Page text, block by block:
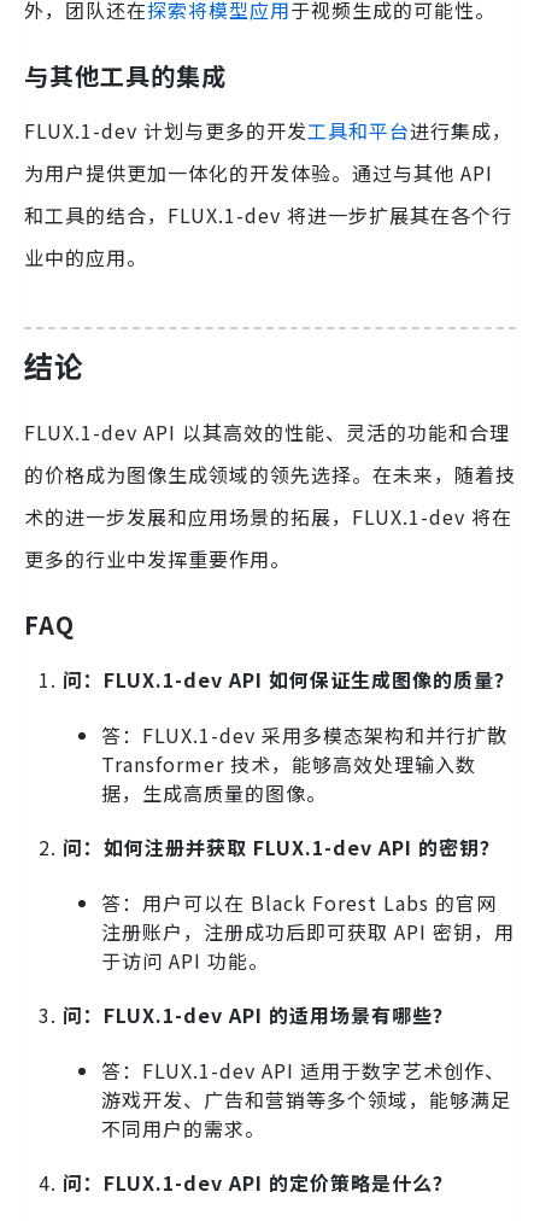
外，团队还在探索将模型应用于视频生成的可能性。
与其他工具的集成
FLUX.1-dev 计划与更多的开发工具和平台进行集成，
为用户提供更加一体化的开发体验。通过与其他 API
和工具的结合，FLUX.1-dev 将进一步扩展其在各个行
业中的应用。
结论
FLUX.1-dev API 以其高效的性能、灵活的功能和合理
的价格成为图像生成领域的领先选择。在未来，随着技
术的进一步发展和应用场景的拓展，FLUX.1-dev 将在
更多的行业中发挥重要作用。
FAQ
问：FLUX.1-dev API 如何保证生成图像的质量？
答：FLUX.1-dev 采用多模态架构和并行扩散
Transformer 技术，能够高效处理输入数
据，生成高质量的图像。
问：如何注册并获取 FLUX.1-dev API 的密钥？
答：用户可以在 Black Forest Labs 的官网
注册账户，注册成功后即可获取 API 密钥，用
于访问 API 功能。
问：FLUX.1-dev API 的适用场景有哪些？
答：FLUX.1-dev API 适用于数字艺术创作、
游戏开发、广告和营销等多个领域，能够满足
不同用户的需求。
问：FLUX.1-dev API 的定价策略是什么？